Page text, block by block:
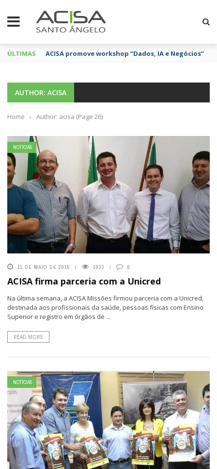
ÚLTIMAS ACISA promove workshop “Dados, IA e Negócios”
AUTHOR: ACISA
Home › Author: acisa (Page 26)
NOTÍCIAS
11 DE MAIO DE 2015 3933 0
ACISA firma parceria com a Unicred
Na última semana, a ACISA Missões firmou parceria com a Unicred,
destinada aos profissionais da saúde, pessoas físicas com Ensino
Superior e registro em órgãos de ...
READ MORE
NOTÍCIAS